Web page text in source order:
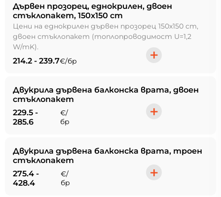
Дървен прозорец, еднокрилен, двоен
стъклопакет, 150х150 cm
Цени на еднокрилен дървен прозорец 150х150 cm,
двоен стъклопакет (топлопроводимост U=1,2
W/mK).
214.2 - 239.7€/бр +
Двукрила дървена балконска врата, двоен
стъклопакет
229.5 -
285.6
€/
бр
+
Двукрила дървена балконска врата, троен
стъклопакет
275.4 -
428.4
€/
бр
+